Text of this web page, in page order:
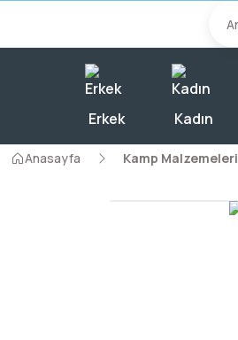
Erkek Kadın
Anasayfa Kamp Malzemeleri